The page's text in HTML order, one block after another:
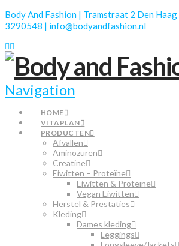
Body And Fashion | Tramstraat 2 Den
3290548 | info@bodyandfashion.nl
Navigation
HOME
VITAPLAN
PRODUCTEN
Afvallen
Aminozuren
Creatine
Eiwitten – Proteïne
Eiwitten & Proteïne
Vegan Eiwitten
Herstel & Prestaties
Kleding
Dames kleding
Leggings